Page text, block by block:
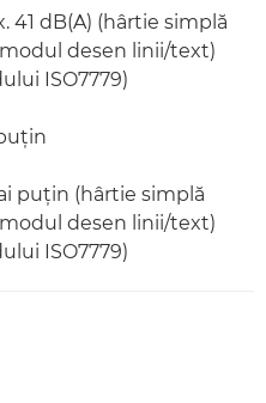
dB(A) (hârtie simplă
desen linii/text)
ISO7779)
puţin (hârtie simplă
desen linii/text)
ISO7779)